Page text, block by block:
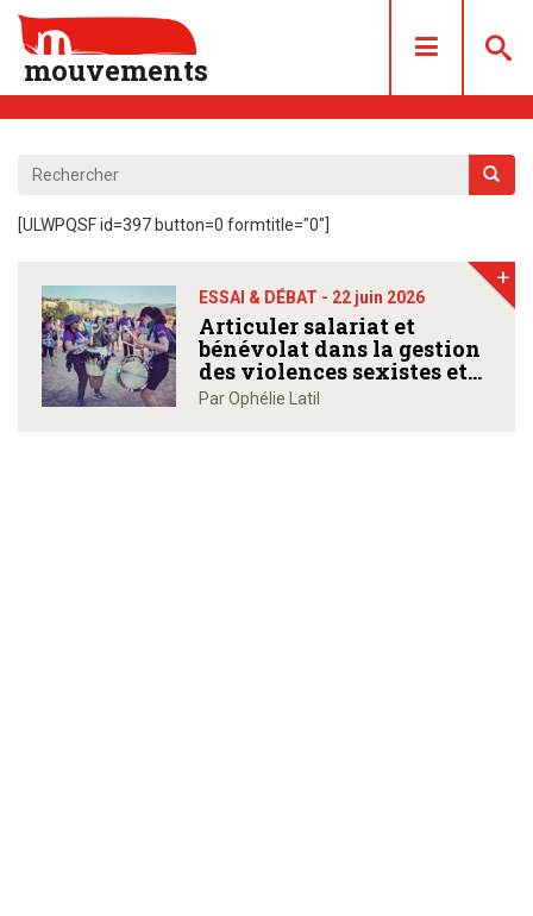
mouvements
LES NUMÉROS
ACHAT/ABONNEMENT
CONTACT
[ULWPQSF id=397 button=0 formtitle="0"]
ESSAI & DÉBAT - 22 juin 2026
Articuler salariat et
bénévolat dans la gestion
des violences sexistes et
sexuelles de son
association
Par Ophélie Latil
+